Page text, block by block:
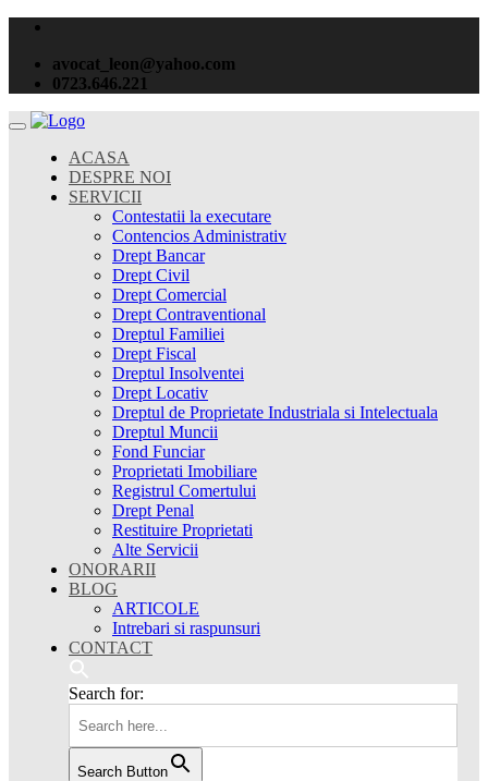
avocat_leon@yahoo.com
0723.646.221
ACASA
DESPRE NOI
SERVICII
Contestatii la executare
Contencios Administrativ
Drept Bancar
Drept Civil
Drept Comercial
Drept Contraventional
Dreptul Familiei
Drept Fiscal
Dreptul Insolventei
Drept Locativ
Dreptul de Proprietate Industriala si Intelectuala
Dreptul Muncii
Fond Funciar
Proprietati Imobiliare
Registrul Comertului
Drept Penal
Restituire Proprietati
Alte Servicii
ONORARII
BLOG
ARTICOLE
Intrebari si raspunsuri
CONTACT
Search for:
Search Button